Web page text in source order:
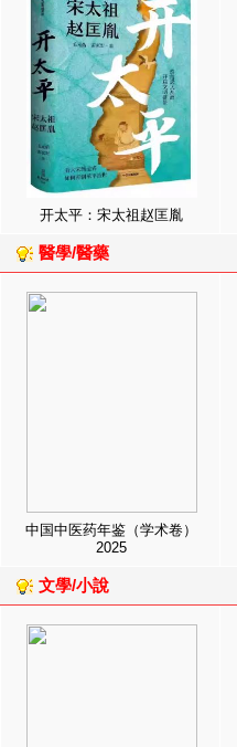
开太平：宋太祖赵匡胤
醫學/醫藥
中国中医药年鉴（学术卷）
2025
文學/小說